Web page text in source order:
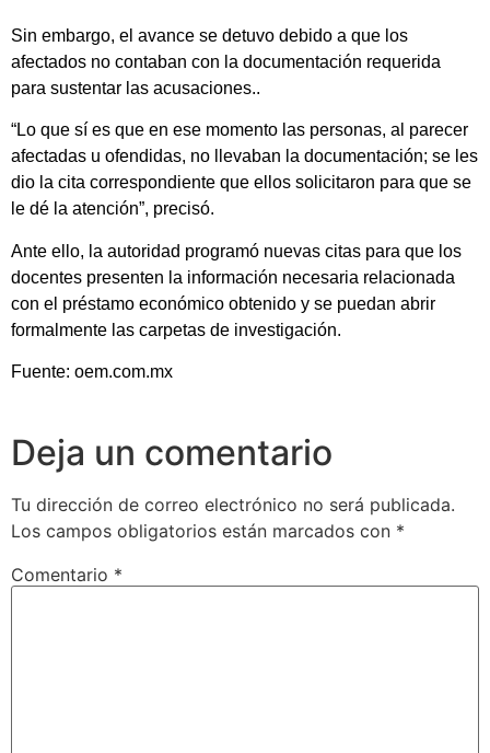
Sin embargo, el avance se detuvo debido a que los
afectados no contaban con la documentación requerida
para sustentar las acusaciones..
“Lo que sí es que en ese momento las personas, al parecer
afectadas u ofendidas, no llevaban la documentación; se les
dio la cita correspondiente que ellos solicitaron para que se
le dé la atención”, precisó.
Ante ello, la autoridad programó nuevas citas para que los
docentes presenten la información necesaria relacionada
con el préstamo económico obtenido y se puedan abrir
formalmente las carpetas de investigación.
Fuente: oem.com.mx
Deja un comentario
Tu dirección de correo electrónico no será publicada.
Los campos obligatorios están marcados con *
Comentario *